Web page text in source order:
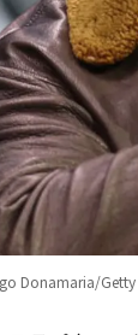
Donamaria/Getty